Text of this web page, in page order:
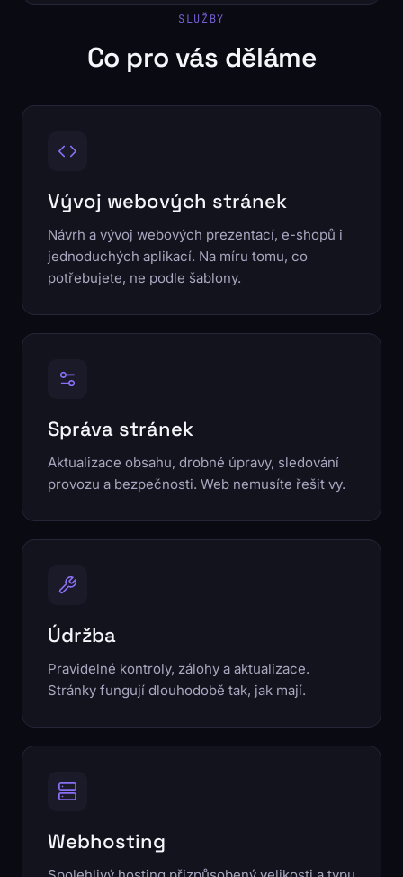
SLUŽBY
Co pro vás děláme
Vývoj webových stránek
Návrh a vývoj webových prezentací, e-shopů i
jednoduchých aplikací. Na míru tomu, co
potřebujete, ne podle šablony.
Správa stránek
Aktualizace obsahu, drobné úpravy, sledování
provozu a bezpečnosti. Web nemusíte řešit vy.
Údržba
Pravidelné kontroly, zálohy a aktualizace.
Stránky fungují dlouhodobě tak, jak mají.
Webhosting